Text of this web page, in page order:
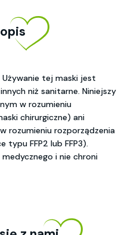
tej maski jest
niż sanitarne. Niniejszy
w rozumieniu
chirurgiczne) ani
rozumieniu rozporządzenia
typu FFP2 lub FFP3).
i nie chroni